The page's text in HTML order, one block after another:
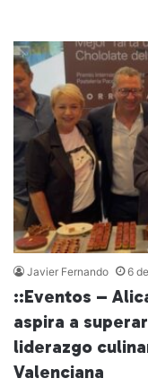
Javier Fernando 6
::Eventos –
aspira a
liderazgo
Valenciana